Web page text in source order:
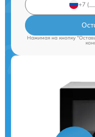
Нажимая на кнопку